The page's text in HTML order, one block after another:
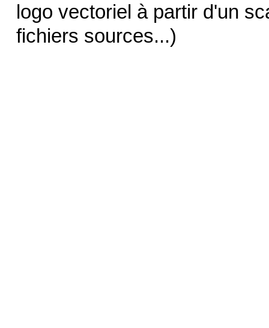
logo vectoriel à partir d'un
fichiers sources...)